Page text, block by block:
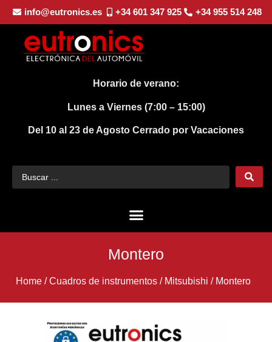
info@eutronics.es +34 601 347 925 +34 955 514 248
Horario de verano:
Lunes a Viernes (7:00 – 15:00)
Del 10 al 23 de Agosto Cerrado por Vacaciones
Montero
Home /Cuadros de instrumentos / Mitsubishi / Montero